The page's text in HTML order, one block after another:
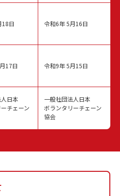
18日
17日
日本
チェーン
令和6年 5月16日
令和9年 5月15日
一般社団法人日本
ボランタリーチェーン
協会